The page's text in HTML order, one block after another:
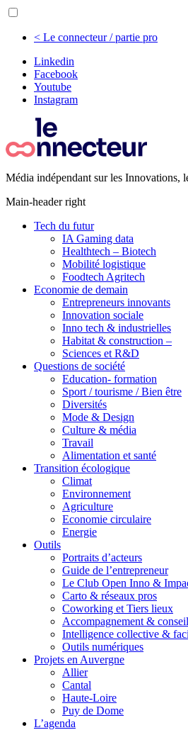
< Le connecteur / partie pro
Linkedin
Facebook
Youtube
Instagram
Média indépendant sur les Innovations,
Main-header right
Tech du futur
IA Gaming data
Healthtech – Biotech
Mobilité logistique
Foodtech Agritech
Economie de demain
Entrepreneurs innovants
Innovation sociale
Inno tech & industrielles
Habitat & construction –
Sciences et R&D
Questions de société
Education- formation
Sport / tourisme / Bien être
Diversités
Mode & Design
Culture & média
Travail
Alimentation et santé
Transition écologique
Climat
Environnement
Agriculture
Economie circulaire
Energie
Outils
Portraits d’acteurs
Guide de l’entrepreneur
Le Club Open Inno &
Carto & réseaux pros
Coworking et Tiers lieux
Accompagnement & conseil
Intelligence collective &
Outils numériques
Projets en Auvergne
Allier
Cantal
Haute-Loire
Puy de Dome
L’agenda